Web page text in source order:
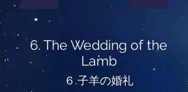
6. The Wedding of the
Lamb
６.子羊の婚礼